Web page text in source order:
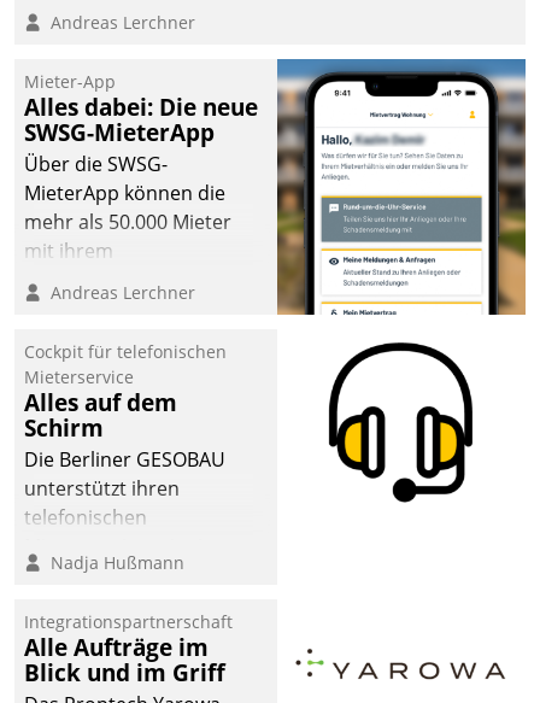
Andreas Lerchner
Mieter-App
Alles dabei: Die neue
SWSG-MieterApp
Über die SWSG-
MieterApp können die
mehr als 50.000 Mieter
mit ihrem
Wohnungsunternehmen
kommunizieren, auf dem
einsehen und ändern
oder
Schadensmeldungen
abgeben – rund um die
Uhr.
Andreas Lerchner
Cockpit für telefonischen
Mieterservice
Alles auf dem
Schirm
Die Berliner GESOBAU
unterstützt ihren
telefonischen
digitalen Cockpit, das
passende Fragen und
Schlagworte auswirft.
Eine intuitive
Nadja Hußmann
Integrationspartnerschaft
Alle Aufträge im
Blick und im Griff